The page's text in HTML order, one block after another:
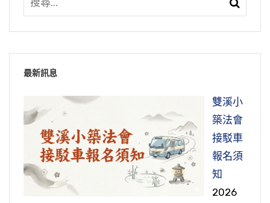
最新訊息
雙溪小
築法會
接駁車
報名須
知
2026